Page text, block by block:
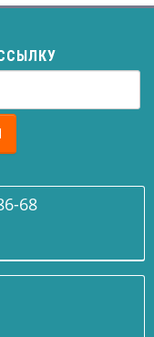
68